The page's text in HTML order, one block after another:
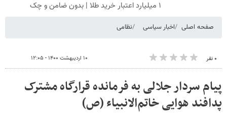
۱ میلیارد اعتبار خرید طلا | بدون ضامن و چک
صفحه اصلی اخبار سیاسی نظامی
۰ نفر ۱۰ اردیبهشت ۱۴۰۰ - ۱۲:۰۵
پیام سردار جلالی به فرمانده قرارگاه مشترک
پدافند هوایی خاتم‌الانبیاء (ص)